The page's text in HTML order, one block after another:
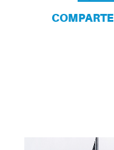
COMPARTE